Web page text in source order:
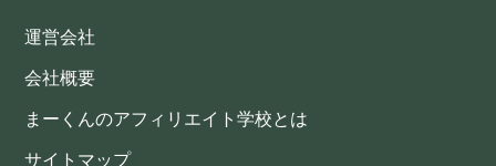
運営会社
会社概要
まーくんのアフィリエイト学校とは
サイトマップ